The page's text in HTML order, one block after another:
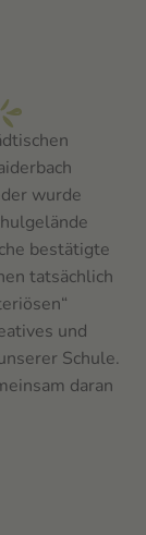
wurde
bestätigte
tatsächlich
und
Schule.
daran